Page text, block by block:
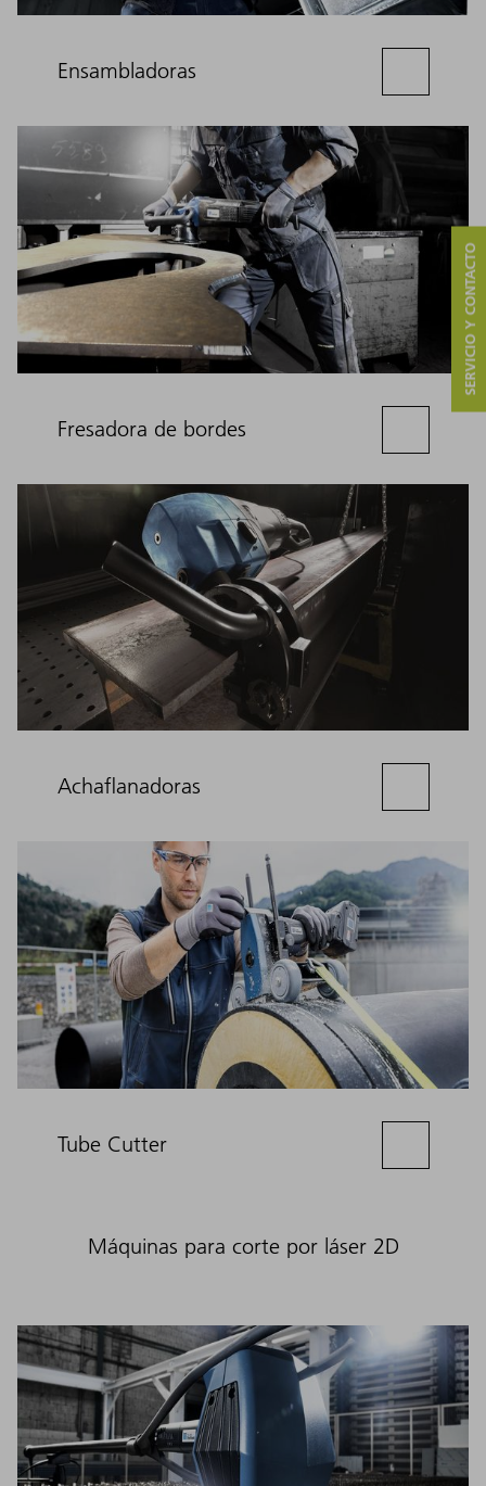
Ensambladoras
Fresadora de bordes
Achaflanadoras
Tube Cutter
Máquinas para corte por láser 2D
SERVICIO Y CONTACTO